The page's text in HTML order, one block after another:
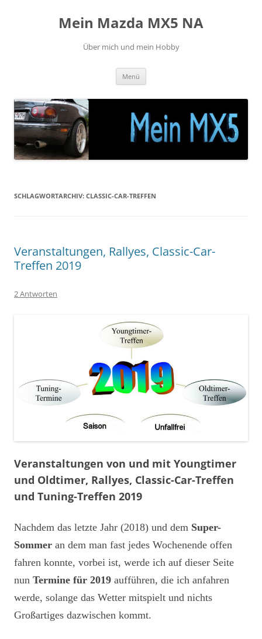
Mein Mazda MX5 NA
Über mich und mein Hobby
Menü
SCHLAGWORTARCHIV: CLASSIC-CAR-TREFFEN
Veranstaltungen, Rallyes, Classic-Car-
Treffen 2019
2 Antworten
Veranstaltungen von und mit Youngtimer
und Oldtimer, Rallyes, Classic-Car-Treffen
und Tuning-Treffen 2019
Nachdem das letzte Jahr (2018) und dem Super-
Sommer an dem man fast jedes Wochenende offen
fahren konnte, vorbei ist, werde ich auf dieser Seite
nun Termine für 2019 aufführen, die ich anfahren
werde, solange das Wetter mitspielt und nichts
Großartiges dazwischen kommt.